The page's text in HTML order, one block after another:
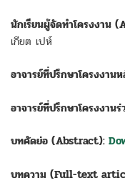
นักเรียนผู้จัดทำโครงงาน
เกียต เปห์
อาจารย์ที่ปรึกษาโครงงา
อาจารย์ที่ปรึกษาโครงงาน
บทคัดย่อ (Abstract):
บทความ (Full-text